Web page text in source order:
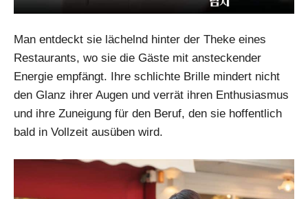
Man entdeckt sie lächelnd hinter der Theke eines
Restaurants, wo sie die Gäste mit ansteckender
Energie empfängt. Ihre schlichte Brille mindert nicht
den Glanz ihrer Augen und verrät ihren Enthusiasmus
und ihre Zuneigung für den Beruf, den sie hoffentlich
bald in Vollzeit ausüben wird.